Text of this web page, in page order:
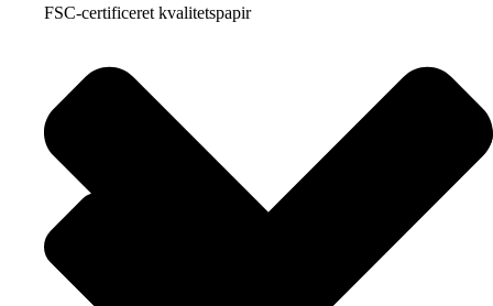
FSC-certificeret kvalitetspapir